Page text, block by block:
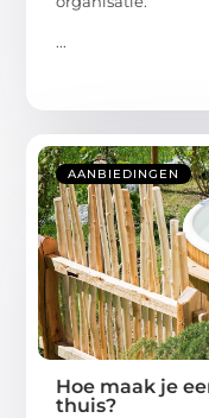
...
AANBIEDINGEN
Hoe maak je
thuis?